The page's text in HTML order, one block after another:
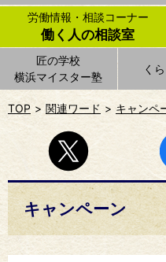
労働情報・相談コーナー
働く人の相談室
匠の学校
横浜マイスター塾
く
TOP 関連ワード キャンペ
キャンペーン